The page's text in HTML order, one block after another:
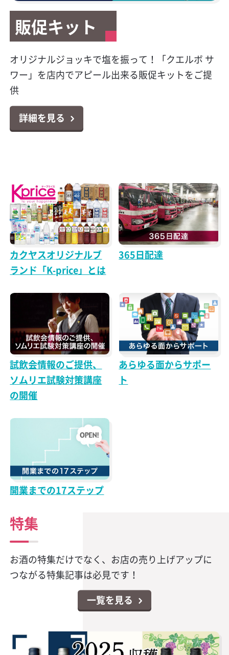
販促キット
今大人気のプレミアムテキーラの販促物が貰え
る！クエルボ 1800 レポサド キャンペーン
詳細を見る
販促キット
オリジナルジョッキで塩を振って！「クエルボ サ
ワー」を店内でアピール出来る販促キットをご提
供
詳細を見る
新サービスご案内
カクヤスで廃食用油の回収サービスを始めまし
た！
詳細を見る
テイクアウト容器
テイクアウトやデリバリーに大活躍！小ロットか
らお届け可能なテイクアウト容器特集
詳細を見る
マイレージキャンペーン
対象商品のポイントシールを集めて応募！お好き
な景品と交換出来る「カンパリ・ワイルドターキ
ー マイレージクラブ プログラム」
詳細を見る
公式Facebookページ開
設
カクヤス業務用Facebookページ「カクヤス飲食店
ナビ」を開設しました！
詳細を見る
HACCP（ハサップ）と
は？
対策はじめていますか？6月より完全義務化になり
ました！チェックシートの無料ダウンロードもで
きます！
キラシャン特集
キラキラボトルで映えるパリピ酒！オシャレなス
パークリングワイン11選
詳細を見る
カクヤスオリジナルブ
ランド「K-price」とは
365日配達
試飲会情報のご提供、
ソムリエ試験対策講座
の開催
あらゆる面からサポー
ト
開業までの17ステップ
特集
お酒の特集だけでなく、お店の売り上げアップに
つながる特集記事は必見です！
一覧を見る